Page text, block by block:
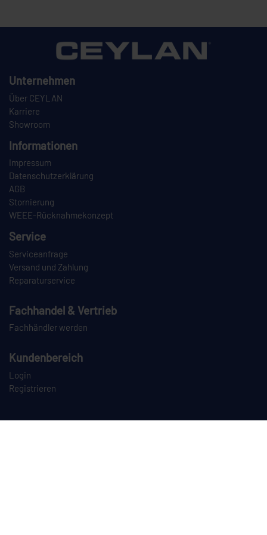
Unternehmen
Über CEYLAN
Karriere
Showroom
Informationen
Impressum
Datenschutzerklärung
AGB
Stornierung
WEEE-Rücknahmekonzept
Service
Serviceanfrage
Versand und Zahlung
Reparaturservice
Fachhandel & Vertrieb
Fachhändler werden
Kundenbereich
Login
Registrieren